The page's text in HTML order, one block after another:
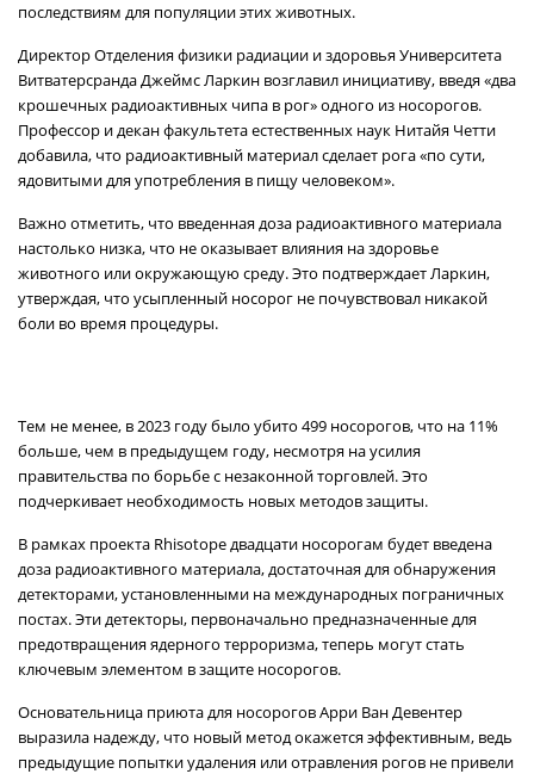
последствиям для популяции этих животных.
Директор Отделения физики радиации и здоровья Университета
Витватерсранда Джеймс Ларкин возглавил инициативу, введя «два
крошечных радиоактивных чипа в рог» одного из носорогов.
Профессор и декан факультета естественных наук Нитайя Четти
добавила, что радиоактивный материал сделает рога «по сути,
ядовитыми для употребления в пищу человеком».
Важно отметить, что введенная доза радиоактивного материала
настолько низка, что не оказывает влияния на здоровье
животного или окружающую среду. Это подтверждает Ларкин,
утверждая, что усыпленный носорог не почувствовал никакой
боли во время процедуры.
Тем не менее, в 2023 году было убито 499 носорогов, что на 11%
больше, чем в предыдущем году, несмотря на усилия
правительства по борьбе с незаконной торговлей. Это
подчеркивает необходимость новых методов защиты.
В рамках проекта Rhisotope двадцати носорогам будет введена
доза радиоактивного материала, достаточная для обнаружения
детекторами, установленными на международных пограничных
постах. Эти детекторы, первоначально предназначенные для
предотвращения ядерного терроризма, теперь могут стать
ключевым элементом в защите носорогов.
Основательница приюта для носорогов Арри Ван Девентер
выразила надежду, что новый метод окажется эффективным, ведь
предыдущие попытки удаления или отравления рогов не привели